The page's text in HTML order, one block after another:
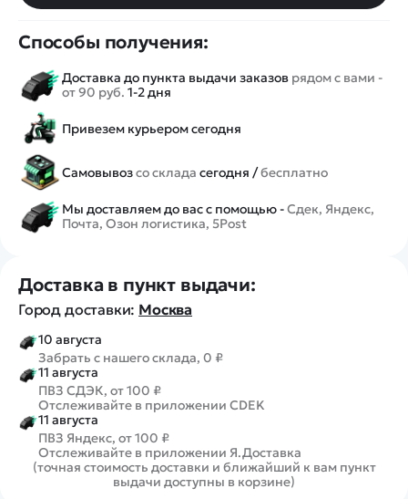
Способы получения:
Доставка до пункта выдачи заказов рядом с вами -
от 90 руб. 1-2 дня
Привезем курьером сегодня
Самовывозсо склада сегодня /бесплатно
Мы доставляем до вас с помощью -Сдек, Яндекс,
Почта, Озон логистика, 5Post
Доставка в пункт выдачи:
Город доставки: Москва
10 августа
Забрать с нашего склада, 0 ₽
11 августа
ПВЗ СДЭК, от 100 ₽
Отслеживайте в приложении CDEK
11 августа
ПВЗ Яндекс, от 100 ₽
Отслеживайте в приложении Я.Доставка
(точная стоимость доставки и ближайший к вам пункт
выдачи доступны в корзине)